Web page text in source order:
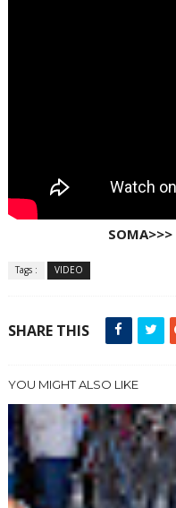
SOMA>>>
Tags : VIDEO
SHARE THIS
YOU MIGHT ALSO LIKE